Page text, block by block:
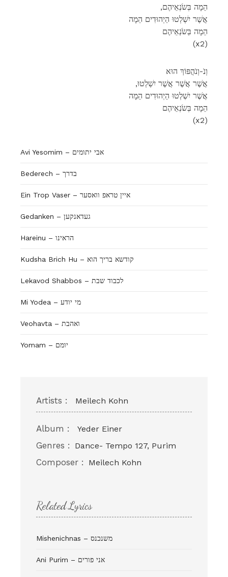
,הֵמָה בְּשֹׂנְאֵיהֶם
אֲשֶׁר יִשְׁלְטוּ הַיְהוּדִים הֵמָה
הֵמָה בְּשֹׂנְאֵיהֶם
(x2)
וְנֹ-וְנֹהֲפּוֹךְ הוּא
,אֲשֶׁר אֲשֶׁר אֲשֶׁר יִשְׁלְטוּ
אֲשֶׁר יִשְׁלְטוּ הַיְהוּדִים הֵמָה
הֵמָה בְּשֹׂנְאֵיהֶם
(x2)
Avi Yesomim – אבי יתומים
Bederech – בדרך
Ein Trop Vaser – איין טראפ וואסער
Gedanken – געדאנקען
Hareinu – הראינו
Kudsha Brich Hu – קודשא בריך הוא
Lekavod Shabbos – לכבוד שבת
Mi Yodea – מי יודע
Veohavta – ואהבת
Yomam – יומם
Artists : Meilech Kohn
Album : Yeder Einer
Genres : Dance- Tempo 127, Purim
Composer : Meilech Kohn
Related Lyrics
Mishenichnas – משנכנס
Ani Purim – אני פורים